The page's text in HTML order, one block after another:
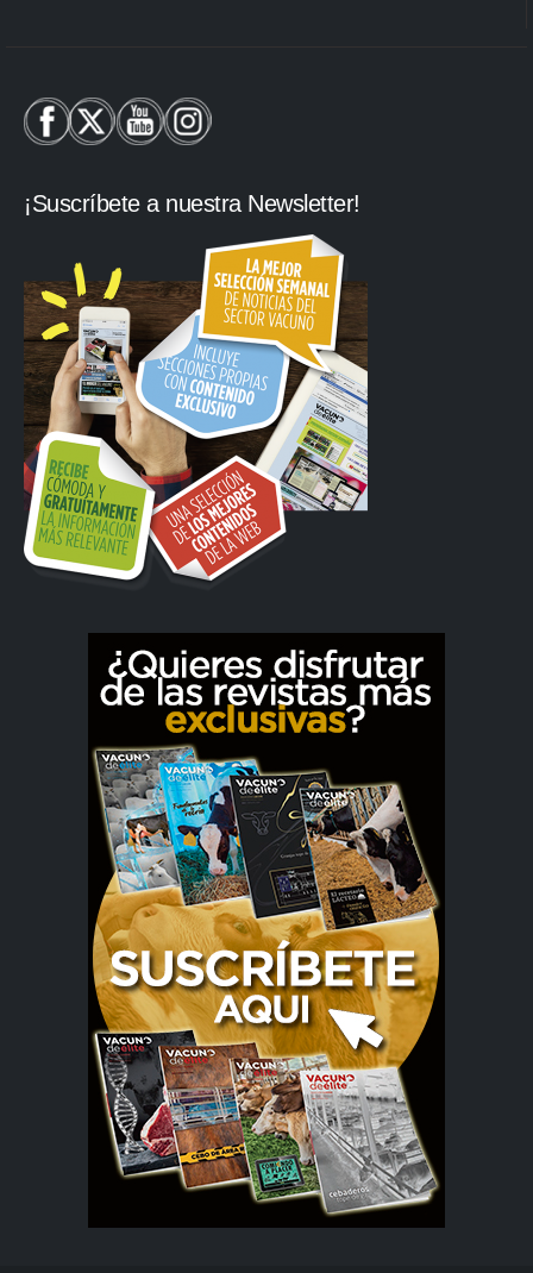
¡Suscríbete a nuestra Newsletter!